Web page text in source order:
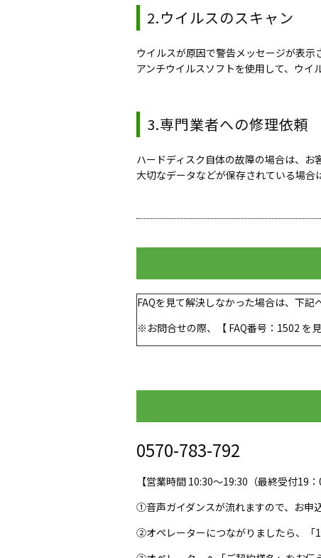
2.ウイルスのスキャン
ウイルスが原因で警告メッセージが表示
アンチウイルスソフトを使用して、ウイ
3.専門業者への修理依頼
ハードディスク自体の故障の場合は、お
大切なデータなどが保存されている場合
FAQを見て解決しなかった場合は、下記
※お問合せの際、【 FAQ番号：1502 を
0570-783-792
【営業時間 10:30～19:30（最終受付19
①音声ガイダンスが流れますので、お申
②オペレーターにつながりましたら、「